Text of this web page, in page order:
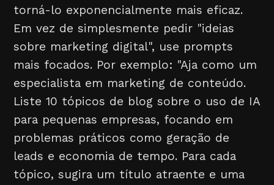
torná-lo exponencialmente mais eficaz.
Em vez de simplesmente pedir "ideias
sobre marketing digital", use prompts
mais focados. Por exemplo: "Aja como um
especialista em marketing de conteúdo.
Liste 10 tópicos de blog sobre o uso de IA
para pequenas empresas, focando em
problemas práticos como geração de
leads e economia de tempo. Para cada
tópico, sugira um título atraente e uma